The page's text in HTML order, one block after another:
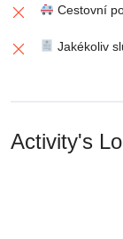
Cestovní
Jakékoliv
Activity's